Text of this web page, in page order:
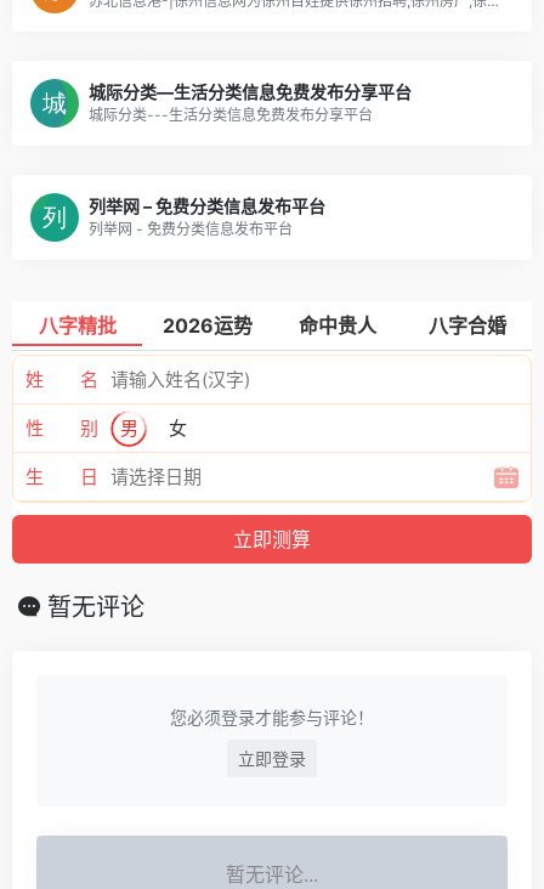
城际分类—生活分类信息免费发布分享平台
城际分类---生活分类信息免费发布分享平台
列举网 – 免费分类信息发布平台
列举网 - 免费分类信息发布平台
八字精批 2026运势 命中贵人 八字合婚
姓 名
性 别 男 女
生 日
暂无评论
您必须登录才能参与评论！
立即登录
暂无评论...